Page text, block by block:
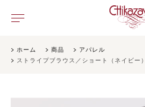
ホーム 商品
アパレル
ストライプブラウス／ショート（ネイビー）